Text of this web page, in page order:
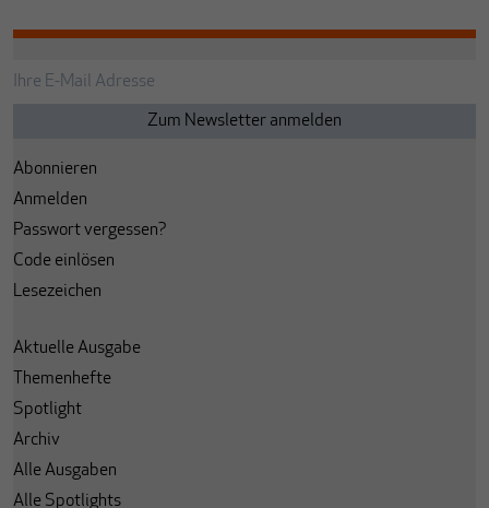
Abonnieren
Anmelden
Passwort vergessen?
Code einlösen
Lesezeichen
Aktuelle Ausgabe
Themenhefte
Spotlight
Archiv
Alle Ausgaben
Alle Spotlights